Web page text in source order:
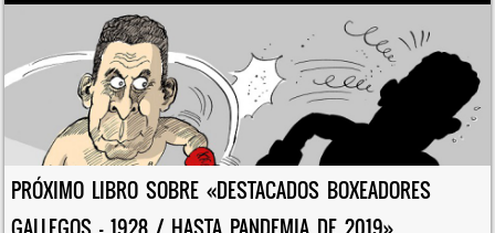
Saltar al contenido
PRÓXIMO LIBRO SOBRE «DESTACADOS BOXEADORES